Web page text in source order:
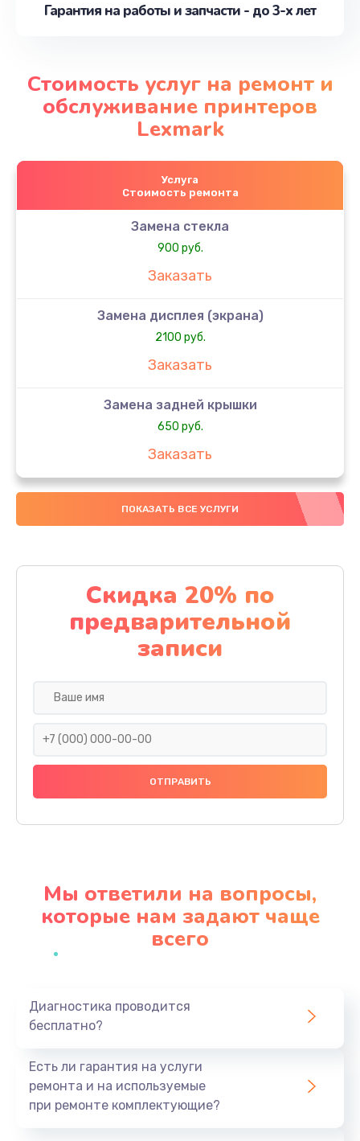
Гарантия на работы и запчасти - до 3-х лет
Стоимость услуг на ремонт и
обслуживание принтеров
Lexmark
Услуга
Стоимость ремонта
Замена стекла
900 руб.
Заказать
Замена дисплея (экрана)
2100 руб.
Заказать
Замена задней крышки
650 руб.
Заказать
Замена аккумулятора
4000 руб.
Замена материнской платы
1100 руб.
Заказать
Замена праймера
1000 руб.
Заказать
Профилактическая чистка
Заказать
ПОКАЗАТЬ ВСЕ УСЛУГИ
Скидка 20% по
предварительной
записи
Мы ответили на вопросы,
которые нам задают чаще
всего
Диагностика проводится
бесплатно?
Есть ли гарантия на услуги
ремонта и на используемые
при ремонте комплектующие?